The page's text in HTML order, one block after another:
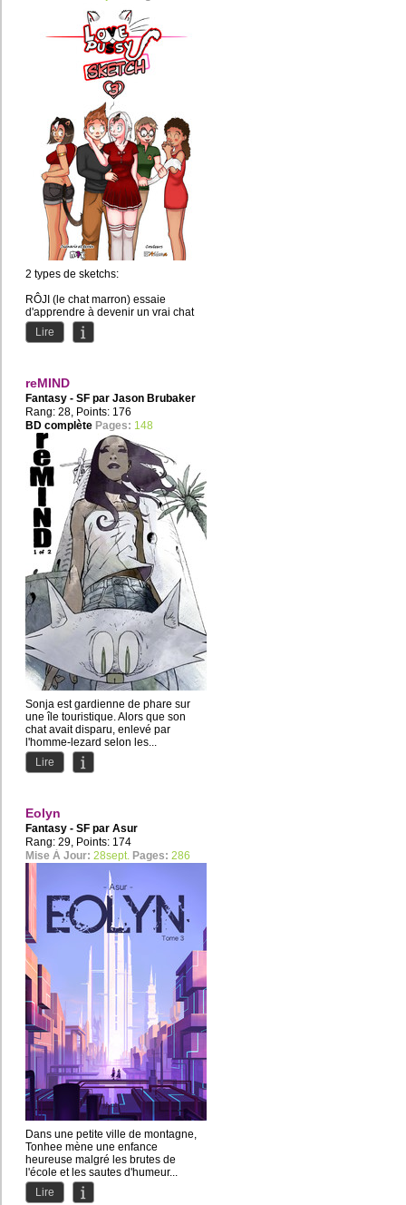
2 types de sketchs:
RÔJI (le chat marron) essaie
d'apprendre à devenir un vrai chat
(car en fait, c'est un homme)
KITTY (la...
Lire
reMIND
Fantasy - SF par Jason Brubaker
Rang: 28, Points: 176
BD complète Pages: 148
Sonja est gardienne de phare sur
une île touristique. Alors que son
chat avait disparu, enlevé par
l'homme-lezard selon les...
Lire
Eolyn
Fantasy - SF par Asur
Rang: 29, Points: 174
Mise À Jour: 28sept. Pages: 286
Dans une petite ville de montagne,
Tonhee mène une enfance
heureuse malgré les brutes de
l'école et les sautes d'humeur...
Lire